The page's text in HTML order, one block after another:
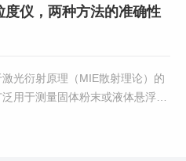
口清...
度仪，两种方法的准确性
光衍射原理‌（MIE散射理论）的
用于测量固体粉末或液体悬浮液
具有核心应用价值。干法激光粒